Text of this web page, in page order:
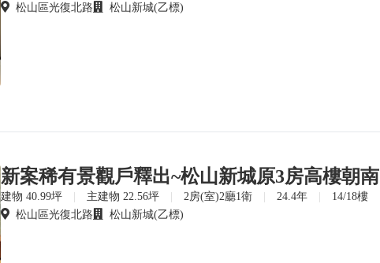
松山區光復北路 松山新城(乙標)
新案稀有景觀戶釋出~松山新城原3房高樓朝南
建物 40.99坪 主建物 22.56坪 2房(室)2廳1衛 24.4年 14/18樓
松山區光復北路 松山新城(乙標)